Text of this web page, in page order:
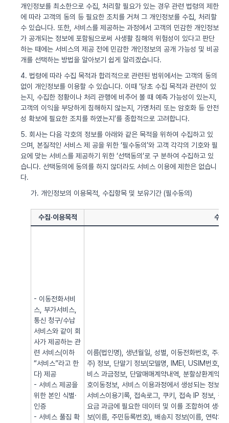
개인정보를 최소한으로 수집, 처리할 필요가 있는 경우 관련 법령의 제한
에 따라 고객의 동의 등 필요한 조치를 거쳐 그 개인정보를 수집, 처리할
수 있습니다. 또한, 서비스를 제공하는 과정에서 고객의 민감한 개인정보
가 공개되는 정보에 포함됨으로써 사생활 침해의 위험성이 있다고 판단
하는 때에는 서비스의 제공 전에 민감한 개인정보의 공개 가능성 및 비공
개를 선택하는 방법을 알아보기 쉽게 알리겠습니다.
4. 법령에 따라 수집 목적과 합리적으로 관련된 범위에서는 고객의 동의
없이 개인정보를 이용할 수 있습니다. 이때 ‘당초 수집 목적과 관련이 있
는지, 수집한 정황이나 처리 관행에 비추어 볼 때 예측 가능성이 있는지,
고객의 이익을 부당하게 침해하지 않는지, 가명처리 또는 암호화 등 안전
성 확보에 필요한 조치를 하였는지’를 종합적으로 고려합니다.
5. 회사는 다음 각호의 정보를 아래와 같은 목적을 위하여 수집하고 있
으며, 본질적인 서비스 제 공을 위한 ‘필수동의’와 고객 각각의 기호와 필
요에 맞는 서비스를 제공하기 위한 ‘선택동의’로 구 분하여 수집하고 있
습니다. 선택동의에 동의를 하지 않더라도 서비스 이용에 제한은 없습니
다.
가. 개인정보의 이용목적, 수집항목 및 보유기간 (필수동의)
수집·이용목적 수집
- 이동전화서비
스, 부가서비스,
통신 청구/수납
서비스와 같이 회
사가 제공하는 관
련 서비스(이하
“서비스”라고 한
다) 제공
- 서비스 제공을
위한 본인 식별·
인증
- 서비스 풀짐 확
이름(법인명), 생년월일, 성별, 이동전화번호, 주
주) 정보, 단말기 정보(모델명, IMEI, USIM번호,
비스 과금정보, 단말매매계약내역, 분할상환계약
호이동정보, 서비스 이용과정에서 생성되는 정보(
서비스이용기록, 접속로그, 쿠키, 접속 IP 정보, 결
요금 과금에 필요한 데이터 및 이를 조합하여 생
보(이름, 주민등록번호), 배송지 정보(이름, 연락처,